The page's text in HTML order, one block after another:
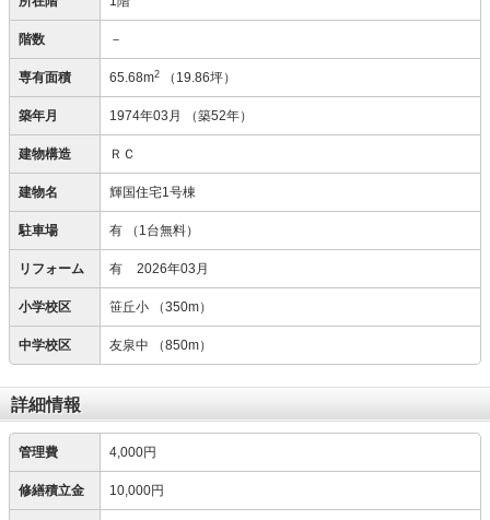
階数 －
専有面積 65.68m2 （19.86坪）
築年月 1974年03月 （築52年）
建物構造 ＲＣ
建物名 輝国住宅1号棟
駐車場 有 （1台無料）
リフォーム 有 2026年03月
小学校区 笹丘小 （350m）
中学校区 友泉中 （850m）
詳細情報
管理費 4,000円
修繕積立金 10,000円